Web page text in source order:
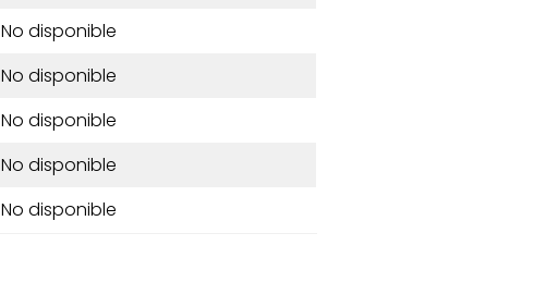
No disponible
No disponible
No disponible
No disponible
No disponible